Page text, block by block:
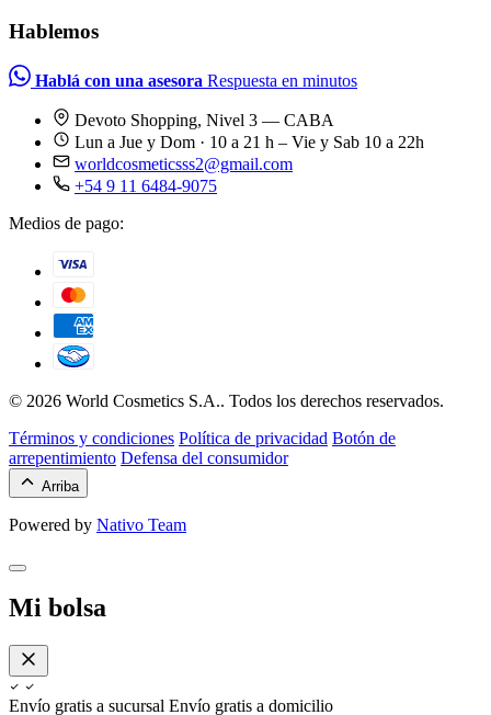
Hablemos
Hablá con una asesora Respuesta en minutos
Devoto Shopping, Nivel 3 — CABA
Lun a Jue y Dom · 10 a 21 h – Vie y Sab 10 a 22h
worldcosmeticsss2@gmail.com
+54 9 11 6484-9075
Medios de pago:
© 2026 World Cosmetics S.A.. Todos los derechos reservados.
Términos y condiciones Política de privacidad Botón de
arrepentimiento Defensa del consumidor
Arriba
Powered by Nativo Team
Mi bolsa
Envío gratis a sucursal Envío gratis a domicilio